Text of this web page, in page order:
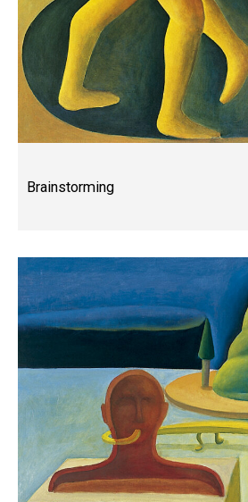
Brainstorming